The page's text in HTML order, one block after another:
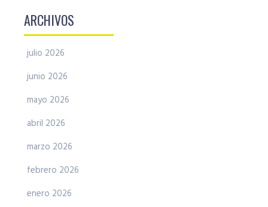
ARCHIVOS
julio 2026
junio 2026
mayo 2026
abril 2026
marzo 2026
febrero 2026
enero 2026